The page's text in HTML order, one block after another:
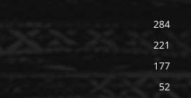
284
221
177
52